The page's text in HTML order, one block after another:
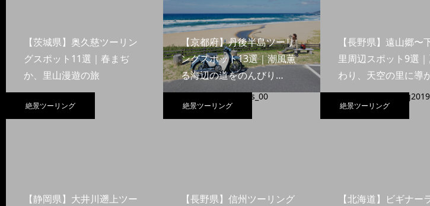
【茨城県】奥久慈ツーリン
グスポット11選｜春まぢ
か、里山漫遊の旅
【京都府】丹後半島ツーリ
ングスポット13選｜潮風薫
る海辺の道をのんびり…
【長野県】遠山郷〜
里周辺スポット9選
わり、天空の里に導
絶景ツーリング
【静岡県】大井川遡上ツー
絶景ツーリング
【長野県】信州ツーリング
絶景ツーリング
【北海道】ビギナー